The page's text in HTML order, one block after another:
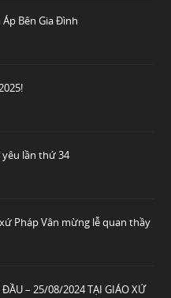
Bên Gia Đình
lần thứ 34
Pháp Vân mừng lễ quan thầy
– 25/08/2024 TẠI GIÁO XỨ